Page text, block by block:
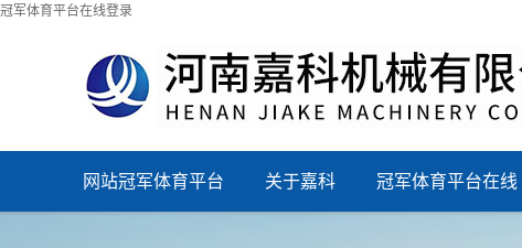
冠军体育平台在线登录
网站冠军体育平台 关于嘉科 冠军体育平台在线